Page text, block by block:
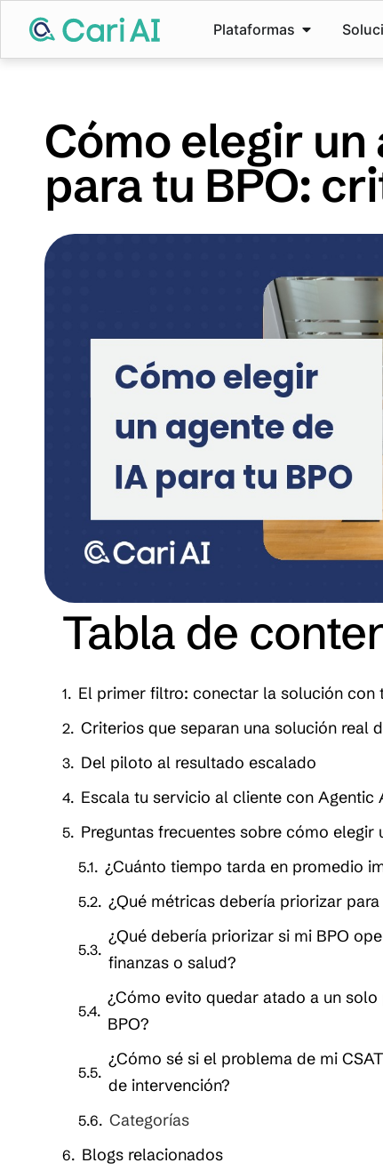
Plataformas
Cómo elegir
para tu BPO:
Tabla de
El primer filtro: conectar la solución con
Criterios que separan una solución real
Del piloto al resultado escalado
Escala tu servicio al cliente con Agentic
Preguntas frecuentes sobre cómo elegir
¿Cuánto tiempo tarda en promedio
¿Qué métricas debería priorizar
¿Qué debería priorizar si mi BPO
finanzas o salud?
¿Cómo evito quedar atado a un
BPO?
¿Cómo sé si el problema de mi
de intervención?
Categorías
Blogs relacionados